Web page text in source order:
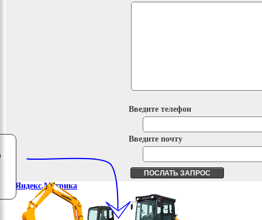
Введите телефон
Введите почту